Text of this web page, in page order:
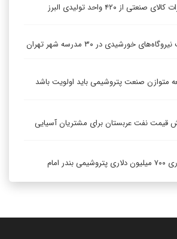
صنعتی از ۴۲۰ واحد تولیدی البرز
خورشیدی در ۳۰ مدرسه شهر تهران
متوازن صنعت پتروشیمی باید اولویت باشد
قیمت نفت عربستان برای مشتریان آسیایی
بندر امام